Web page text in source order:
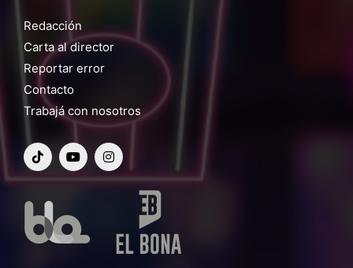
Redacción
Carta al director
Reportar error
Contacto
Trabajá con nosotros